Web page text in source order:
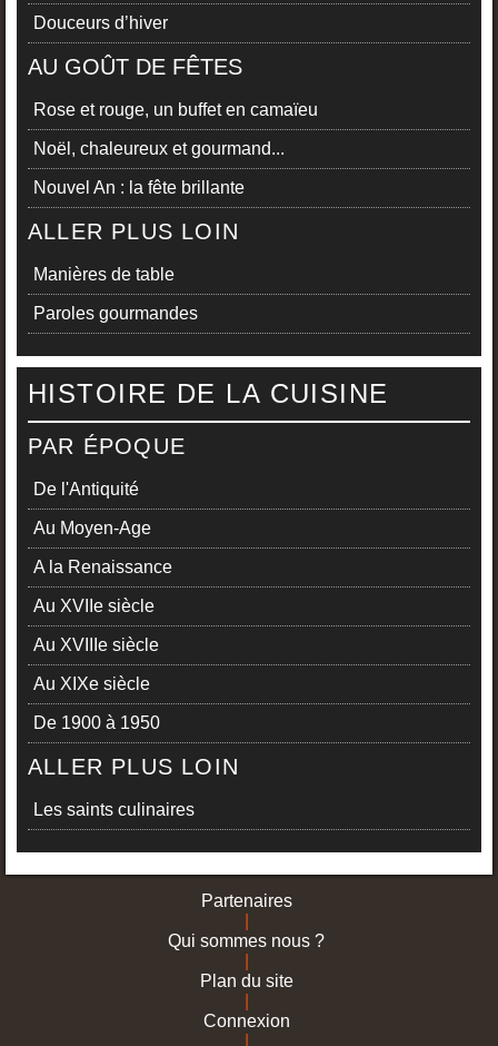
Douceurs d’hiver
AU GOÛT DE FÊTES
Rose et rouge, un buffet en camaïeu
Noël, chaleureux et gourmand...
Nouvel An : la fête brillante
ALLER PLUS LOIN
Manières de table
Paroles gourmandes
HISTOIRE DE LA CUISINE
PAR ÉPOQUE
De l'Antiquité
Au Moyen-Age
A la Renaissance
Au XVIIe siècle
Au XVIIIe siècle
Au XIXe siècle
De 1900 à 1950
ALLER PLUS LOIN
Les saints culinaires
Partenaires
Qui sommes nous ?
Plan du site
Connexion